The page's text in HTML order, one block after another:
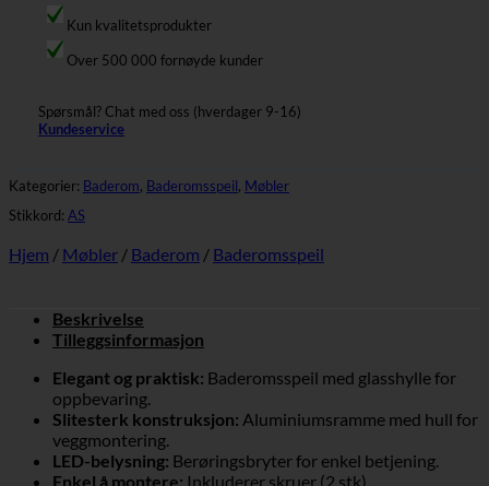
Kun kvalitetsprodukter
Over 500 000 fornøyde kunder
Spørsmål? Chat med oss (hverdager 9-16)
Kundeservice
Kategorier: Baderom, Baderomsspeil, Møbler
Stikkord: AS
Hjem / Møbler / Baderom / Baderomsspeil
Beskrivelse
Tilleggsinformasjon
Elegant og praktisk: Baderomsspeil med glasshylle for
oppbevaring.
Slitesterk konstruksjon: Aluminiumsramme med hull for
veggmontering.
LED-belysning: Berøringsbryter for enkel betjening.
Enkel å montere: Inkluderer skruer (2 stk).